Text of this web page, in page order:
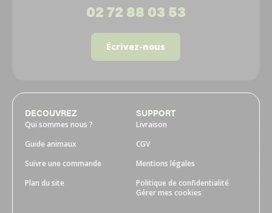
02 72 88 03 53
Écrivez-nous
DECOUVREZ
Qui sommes nous ?
Guide animaux
Suivre une commande
Plan du site
SUPPORT
Livraison
CGV
Mentions légales
Politique de confidentialité
Gérer mes cookies